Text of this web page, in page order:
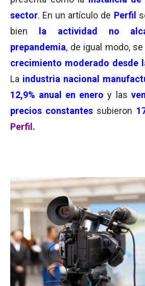
sector. En un artículo de Perfil
bien
la actividad no
prepandemia, de igual modo,
crecimiento moderado desde
La industria nacional
12,9% anual en enero y las
precios constantes subieron
Perfil.